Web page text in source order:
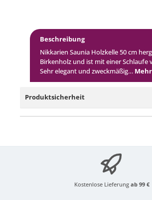
Beschreibung
Nikkarien Saunia Holzkelle 50 cm
Birkenholz und ist mit einer Schlaufe
Sehr elegant und zweckmäßig… Mehr
Produktsicherheit
Kostenlose Lieferung ab 99 €